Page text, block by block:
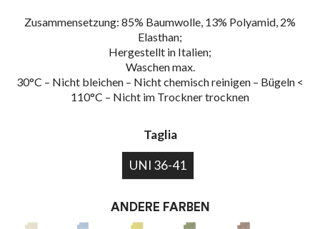
Zusammensetzung: 85% Baumwolle, 13% Polyamid, 2%
Elasthan;
Hergestellt in Italien;
Waschen max.
30°C – Nicht bleichen – Nicht chemisch reinigen – Bügeln <
110°C – Nicht im Trockner trocknen
Taglia
UNI 36-41
ANDERE FARBEN